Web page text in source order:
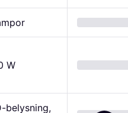
W
belysning,